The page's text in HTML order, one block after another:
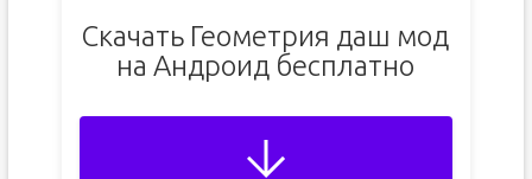
Скачать Геометрия даш мод
на Андроид бесплатно